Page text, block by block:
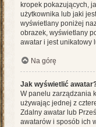
kropek pokazujących,
użytkownika lub jaki
wyświetlany poniżej
obrazek, wyświetlany
awatar i jest unikatowy
Na górę
Jak wyświetlić
W panelu zarządzania
używając jednej z
Zdalny awatar lub
awatarów i sposób ich